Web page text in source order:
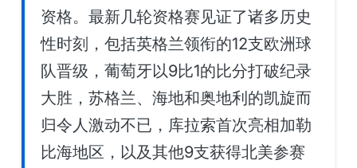
资格。最新几轮资格赛见证了诸多历史
性时刻，包括英格兰领衔的12支欧洲球
队晋级，葡萄牙以9比1的比分打破纪录
大胜，苏格兰、海地和奥地利的凯旋而
归令人激动不已，库拉索首次亮相加勒
比海地区，以及其他9支获得北美参赛